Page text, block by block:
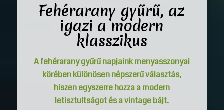
Fehérarany gyűrű, az
igazi a modern
klasszikus
Afehérarany gyűrűnapjaink menyasszonyai
körében különösen népszerű választás,
hiszen egyszerre hozza a modern
letisztultságot és a vintage bájt.